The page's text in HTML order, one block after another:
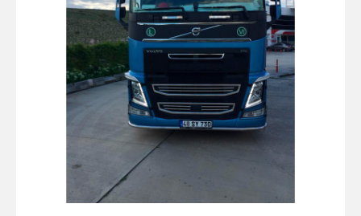
Оптика и светотехника
Брызговики
Запчасти кузова и зеркала
Малый коммерческий транспорт
Маркировочные знаки и светоотражатели
Пневматические соединения
Запчасти
Инструменты